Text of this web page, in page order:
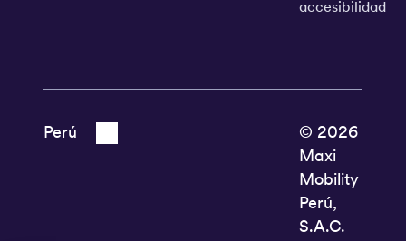
accesibilidad
© 2026
Maxi
Mobility
Perú,
S.A.C.